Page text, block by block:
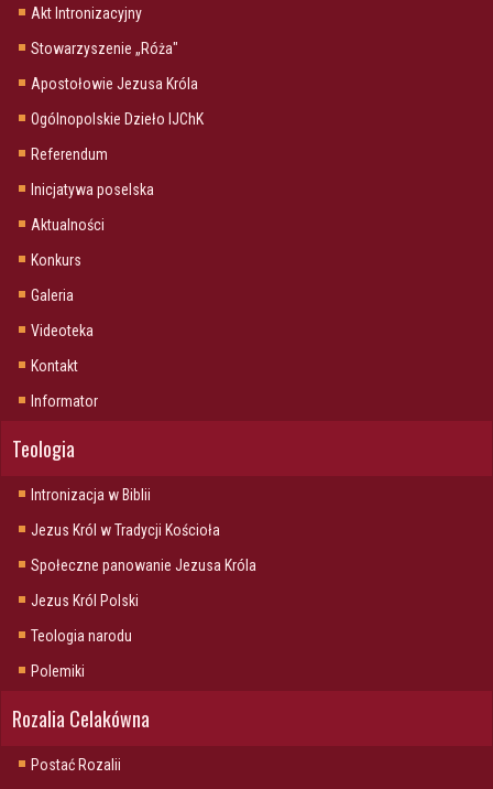
Akt Intronizacyjny
Stowarzyszenie „Róża"
Apostołowie Jezusa Króla
Ogólnopolskie Dzieło IJChK
Referendum
Inicjatywa poselska
Aktualności
Konkurs
Galeria
Videoteka
Kontakt
Informator
Teologia
Intronizacja w Biblii
Jezus Król w Tradycji Kościoła
Społeczne panowanie Jezusa Króla
Jezus Król Polski
Teologia narodu
Polemiki
Rozalia Celakówna
Postać Rozalii